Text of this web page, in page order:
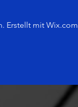
Erstellt mit Wix.com